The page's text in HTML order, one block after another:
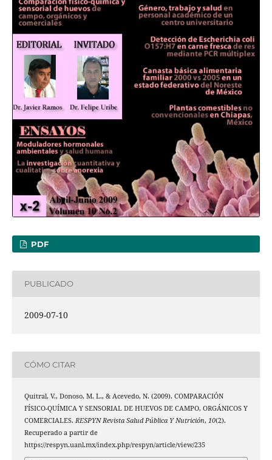
PDF
PUBLICADO
2009-07-10
CÓMO CITAR
Quitral, V., Donoso, M. L., & Acevedo, N. (2009). COMPARACIÓN
FÍSICO-QUÍMICA Y SENSORIAL DE HUEVOS DE CAMPO, ORGÁNICOS Y
COMERCIALES. RESPYN Revista Salud Pública Y Nutrición, 10(2).
Recuperado a partir de
https://respyn.uanl.mx/index.php/respyn/article/view/235